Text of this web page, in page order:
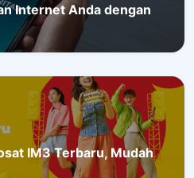
Internet Anda dengan
IM3 Terbaru, Mudah